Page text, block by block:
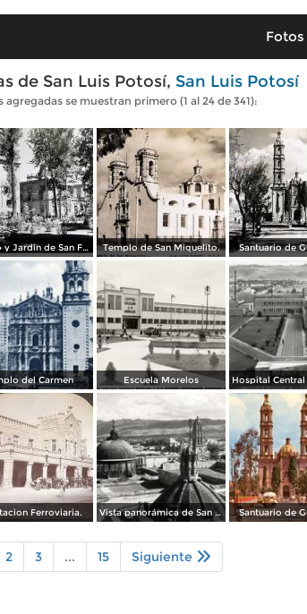
de San Luis Potosí, San Luis Potosí
se muestran primero (1 al 24 de 341):
Templo y Jardin de San Francisco. Templo de San Miguelito. Santuario de
del Carmen Escuela Morelos
Ferroviaria. Vista panorámica de San Luis Potosí Santuario de
2 3 ... 15 Siguiente